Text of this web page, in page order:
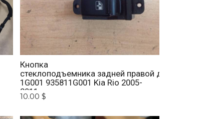
Кнопка
стеклоподъемника задней правой двери
1G001 935811G001 Kia Rio 2005-
2011.
10.00 $